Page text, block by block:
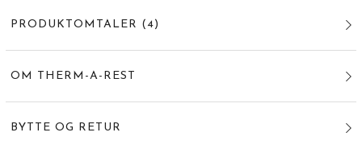
PRODUKTOMTALER (4)
OM THERM-A-REST
BYTTE OG RETUR